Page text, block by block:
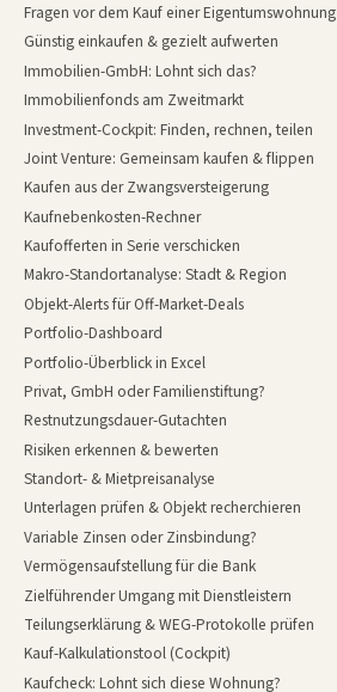
Fragen vor dem Kauf einer Eigentumswohnung
Günstig einkaufen & gezielt aufwerten
Immobilien-GmbH: Lohnt sich das?
Immobilienfonds am Zweitmarkt
Investment-Cockpit: Finden, rechnen, teilen
Joint Venture: Gemeinsam kaufen & flippen
Kaufen aus der Zwangsversteigerung
Kaufnebenkosten-Rechner
Kaufofferten in Serie verschicken
Makro-Standortanalyse: Stadt & Region
Objekt-Alerts für Off-Market-Deals
Portfolio-Dashboard
Portfolio-Überblick in Excel
Privat, GmbH oder Familienstiftung?
Restnutzungsdauer-Gutachten
Risiken erkennen & bewerten
Standort- & Mietpreisanalyse
Unterlagen prüfen & Objekt recherchieren
Variable Zinsen oder Zinsbindung?
Vermögensaufstellung für die Bank
Zielführender Umgang mit Dienstleistern
Teilungserklärung & WEG-Protokolle prüfen
Kauf-Kalkulationstool (Cockpit)
Kaufcheck: Lohnt sich diese Wohnung?